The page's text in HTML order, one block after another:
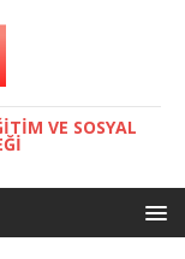
VE SOSYAL